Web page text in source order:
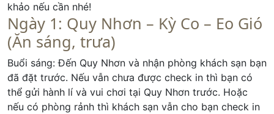
khảo nếu cần nhé!
Ngày 1: Quy Nhơn – Kỳ Co – Eo Gió
(Ăn sáng, trưa)
Buổi sáng: Đến Quy Nhơn và nhận phòng khách sạn bạn
đã đặt trước. Nếu vẫn chưa được check in thì bạn có
thể gửi hành lí và vui chơi tại Quy Nhơn trước. Hoặc
nếu có phòng rảnh thì khách sạn vẫn cho bạn check in